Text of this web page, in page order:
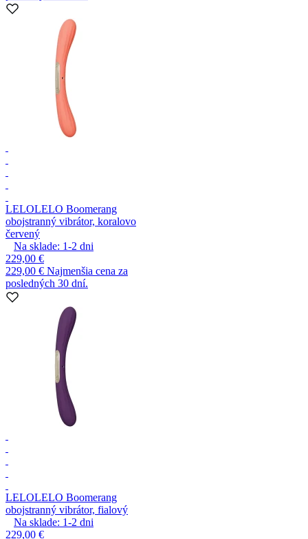
LELOLELO Boomerang
obojstranný vibrátor, koralovo
červený
Na sklade: 1-2 dni
229,00 €
229,00 € Najmenšia cena za
posledných 30 dní.
LELOLELO Boomerang
obojstranný vibrátor, fialový
Na sklade: 1-2 dni
229,00 €